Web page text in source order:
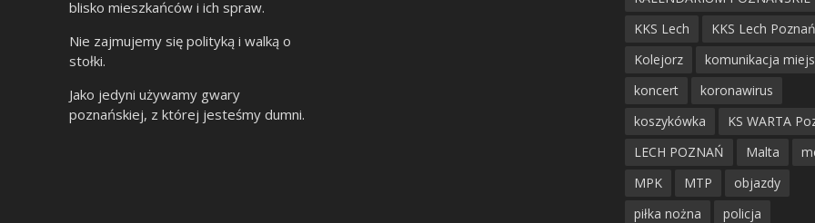
blisko mieszkańców i ich spraw.
Nie zajmujemy się polityką i walką o
stołki.
Jako jedyni używamy gwary
poznańskiej, z której jesteśmy dumni.
KKS Lech
KKS Lech Poznań
Kolejorz
komunikacja
koncert
koronawirus
koszykówka
KS WARTA
LECH POZNAŃ
Malta
MPK
MTP
objazdy
piłka nożna
policja